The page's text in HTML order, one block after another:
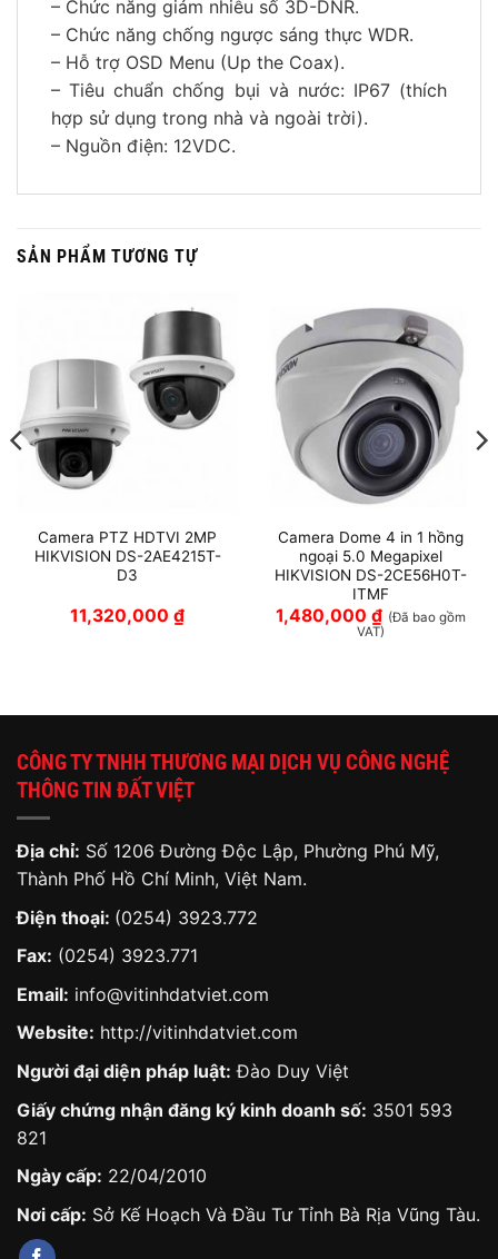
– Chức năng giảm nhiễu số 3D-DNR.
– Chức năng chống ngược sáng thực WDR.
– Hỗ trợ OSD Menu (Up the Coax).
– Tiêu chuẩn chống bụi và nước: IP67 (thích
hợp sử dụng trong nhà và ngoài trời).
– Nguồn điện: 12VDC.
SẢN PHẨM TƯƠNG TỰ
Camera PTZ HDTVI 2MP
HIKVISION DS-2AE4215T-
D3
11,320,000 ₫
Camera Dome 4 in 1 hồng
ngoại 5.0 Megapixel
HIKVISION DS-2CE56H0T-
ITMF
1,480,000 ₫ (Đã bao gồm
VAT)
CÔNG TY TNHH THƯƠNG MẠI DỊCH VỤ CÔNG NGHỆ
THÔNG TIN ĐẤT VIỆT
Địa chỉ: Số 1206 Đường Độc Lập, Phường Phú Mỹ,
Thành Phố Hồ Chí Minh, Việt Nam.
Điện thoại: (0254) 3923.772
Fax: (0254) 3923.771
Email: info@vitinhdatviet.com
Website: http://vitinhdatviet.com
Người đại diện pháp luật: Đào Duy Việt
Giấy chứng nhận đăng ký kinh doanh số: 3501 593
821
Ngày cấp: 22/04/2010
Nơi cấp: Sở Kế Hoạch Và Đầu Tư Tỉnh Bà Rịa Vũng Tàu.